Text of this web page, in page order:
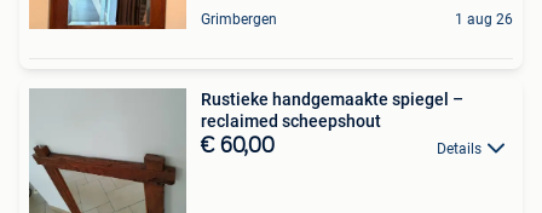
Grimbergen 1 aug 26
Rustieke handgemaakte spiegel –
reclaimed scheepshout
€ 60,00 Details